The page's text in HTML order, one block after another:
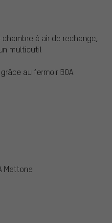
à air de rechange,
multioutil
au fermoir BOA
Mattone